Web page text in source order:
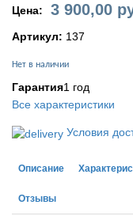
Цена: 3 900,00
Артикул: 137
Нет в наличии
Гарантия1 год
Все характеристики
Условия
Описание
Отзывы